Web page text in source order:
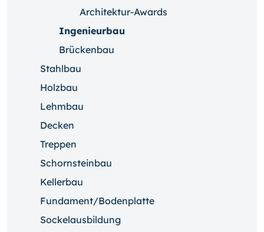
Architektur-Awards
Ingenieurbau
Brückenbau
Stahlbau
Holzbau
Lehmbau
Decken
Treppen
Schornsteinbau
Kellerbau
Fundament/Bodenplatte
Sockelausbildung